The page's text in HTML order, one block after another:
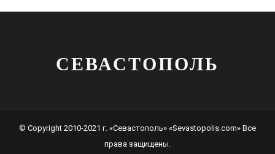
СЕВАСТОПОЛЬ
© Copyright 2010-2021 г. «Севастополь» «Sevastopolis.com» Все
права защищены.